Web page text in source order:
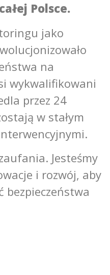
Polsce.
jako
na
wykwalifikowani
przez 24
w stałym
Jesteśmy
i rozwój, aby
bezpieczeństwa